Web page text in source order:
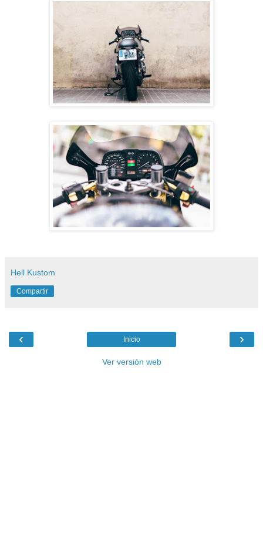
Hell Kustom
Compartir
‹ ›
Inicio
Ver versión web